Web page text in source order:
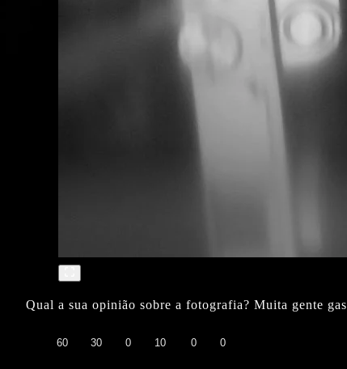
Qual a sua opinião sobre a fotografia? Muita gente
60 30 0 10 0 0